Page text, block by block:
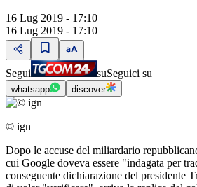
16 Lug 2019 - 17:10
16 Lug 2019 - 17:10
Segui suSeguici su
whatsapp discover
© ign
Dopo le accuse del miliardario
cui Google doveva essere "indagata per
conseguente dichiarazione del presidente